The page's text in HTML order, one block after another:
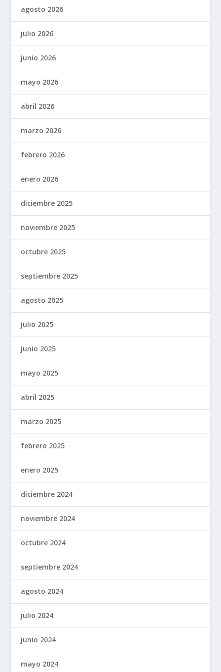
agosto 2026
julio 2026
junio 2026
mayo 2026
abril 2026
marzo 2026
febrero 2026
enero 2026
diciembre 2025
noviembre 2025
octubre 2025
septiembre 2025
agosto 2025
julio 2025
junio 2025
mayo 2025
abril 2025
marzo 2025
febrero 2025
enero 2025
diciembre 2024
noviembre 2024
octubre 2024
septiembre 2024
agosto 2024
julio 2024
junio 2024
mayo 2024